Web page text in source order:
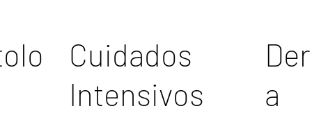
Cuidados
Intensivos
a